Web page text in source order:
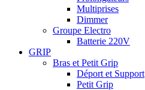
Multiprises
Dimmer
Groupe Electro
Batterie 220V
GRIP
Bras et Petit Grip
Déport et Support
Petit Grip